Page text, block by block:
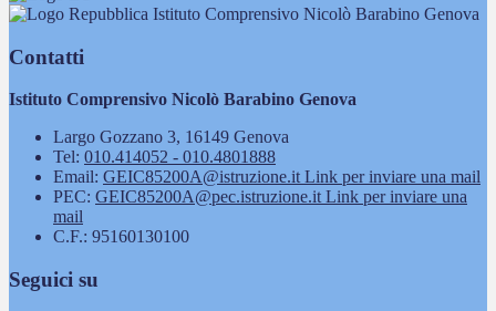
Istituto Comprensivo Nicolò Barabino Genova
Contatti
Istituto Comprensivo Nicolò Barabino Genova
Largo Gozzano 3, 16149 Genova
Tel: 010.414052 - 010.4801888
Email: GEIC85200A@istruzione.itLink per inviare una mail
PEC: GEIC85200A@pec.istruzione.itLink per inviare una
mail
C.F.: 95160130100
Seguici su